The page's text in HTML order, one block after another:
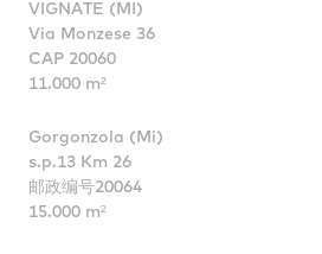
VIGNATE (MI)
Via Monzese 36
CAP 20060
11.000 m²
Gorgonzola (Mi)
s.p.13 Km 26
邮政编号20064
15.000 m²